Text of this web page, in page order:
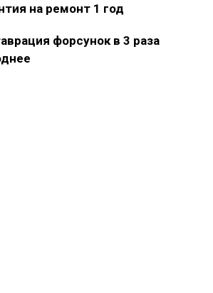
на ремонт 1 год
форсунок в 3 раза